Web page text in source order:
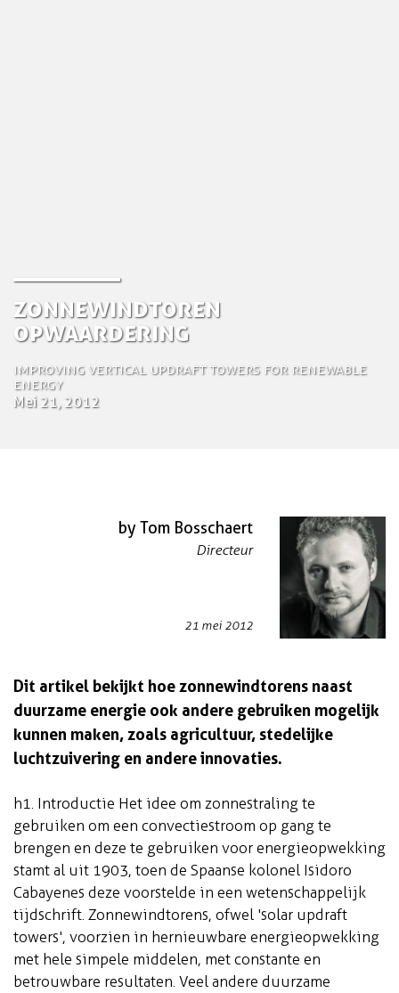
Zonnewindtoren
opwaardering
Improving vertical updraft towers for renewable
energy
Mei 21, 2012
by Tom Bosschaert
Directeur
21 mei 2012
Dit artikel bekijkt hoe zonnewindtorens naast
duurzame energie ook andere gebruiken mogelijk
kunnen maken, zoals agricultuur, stedelijke
luchtzuivering en andere innovaties.
h1. Introductie Het idee om zonnestraling te
gebruiken om een convectiestroom op gang te
brengen en deze te gebruiken voor energieopwekking
stamt al uit 1903, toen de Spaanse kolonel Isidoro
Cabayenes deze voorstelde in een wetenschappelijk
tijdschrift. Zonnewindtorens, ofwel 'solar updraft
towers', voorzien in hernieuwbare energieopwekking
met hele simpele middelen, met constante en
betrouwbare resultaten. Veel andere duurzame